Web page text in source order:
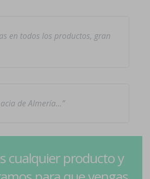
en todos los productos, gran
de Almería…
cualquier producto y